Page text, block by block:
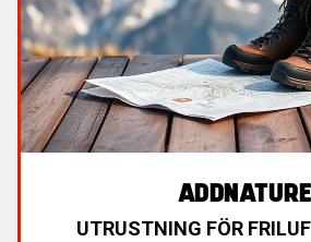
ADDNATURE
UTRUSTNING FÖR